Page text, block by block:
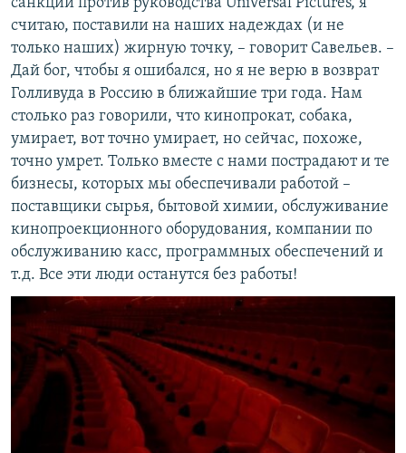
считаю, поставили на наших надеждах (и не
только наших) жирную точку, – говорит Савельев. –
Дай бог, чтобы я ошибался, но я не верю в возврат
Голливуда в Россию в ближайшие три года. Нам
столько раз говорили, что кинопрокат, собака,
умирает, вот точно умирает, но сейчас, похоже,
точно умрет. Только вместе с нами пострадают и те
бизнесы, которых мы обеспечивали работой –
поставщики сырья, бытовой химии, обслуживание
кинопроекционного оборудования, компании по
обслуживанию касс, программных обеспечений и
т.д. Все эти люди останутся без работы!